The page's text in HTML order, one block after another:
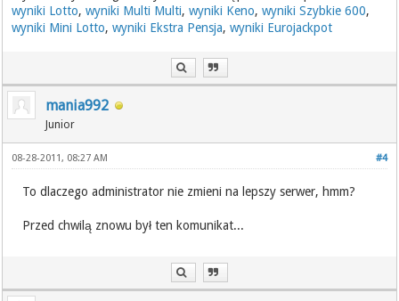
wyniki Lotto,wyniki Multi Multi,wyniki Keno,wyniki Szybkie 600,
wyniki Mini Lotto,wyniki Ekstra Pensja,wyniki Eurojackpot
mania992
Junior
#4
08-28-2011, 08:27 AM
To dlaczego administrator nie zmieni na lepszy serwer, hmm?
Przed chwilą znowu był ten komunikat...